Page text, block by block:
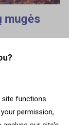
site functions
permission,
mugės
šventinės...